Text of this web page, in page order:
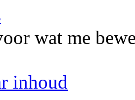
wat me
inhoud